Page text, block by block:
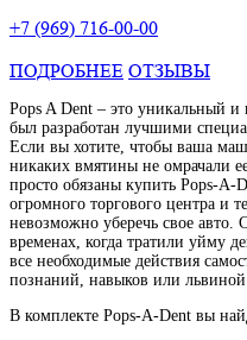
+7 (969) 716-00-00
ПОДРОБНЕЕ ОТЗЫВЫ
Pops A Dent – это уникальный
был разработан лучшими
Если вы хотите, чтобы ваша
никаких вмятины не омрачали
просто обязаны купить Pops-A-
огромного торгового центра и
невозможно уберечь свое авто.
временах, когда тратили уйму
все необходимые действия
познаний, навыков или
В комплекте Pops-A-Dent вы